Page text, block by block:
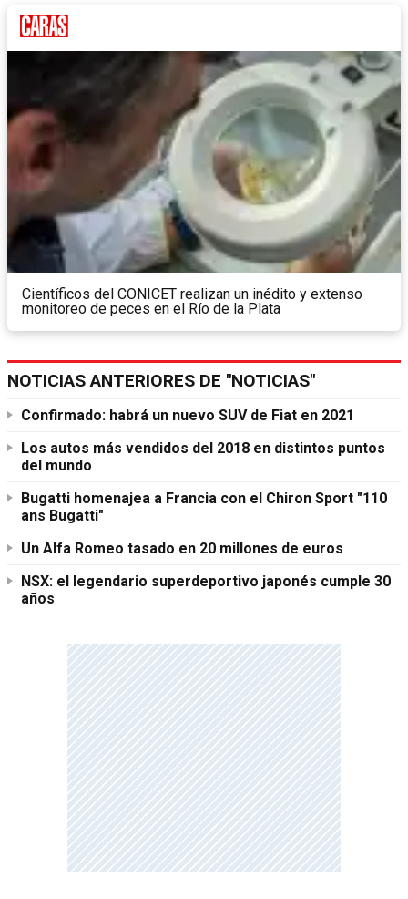
Científicos del CONICET realizan un inédito y extenso
monitoreo de peces en el Río de la Plata
NOTICIAS ANTERIORES DE "NOTICIAS"
Confirmado: habrá un nuevo SUV de Fiat en 2021
Los autos más vendidos del 2018 en distintos puntos
del mundo
Bugatti homenajea a Francia con el Chiron Sport "110
ans Bugatti"
Un Alfa Romeo tasado en 20 millones de euros
NSX: el legendario superdeportivo japonés cumple 30
años